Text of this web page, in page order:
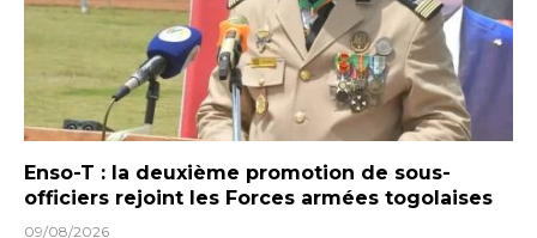
Enso-T : la deuxième promotion de sous-
officiers rejoint les Forces armées togolaises
09/08/2026